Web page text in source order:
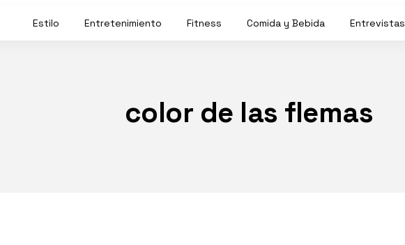
Estilo Entretenimiento Fitness Comida y Bebida Entrevistas
color de las flemas